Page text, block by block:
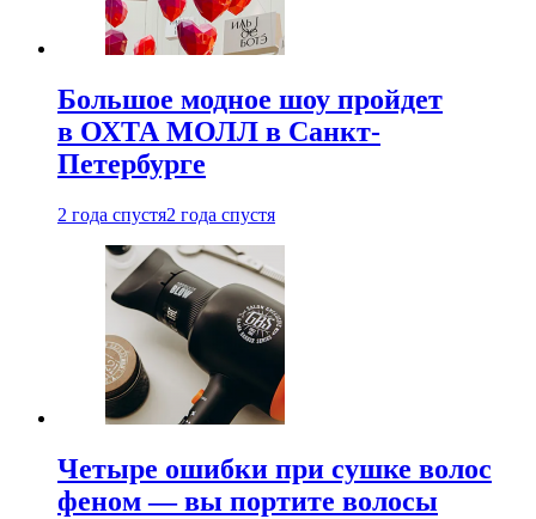
Большое модное шоу пройдет
в ОХТА МОЛЛ в Санкт-
Петербурге
2 года спустя2 года спустя
Четыре ошибки при сушке волос
феном — вы портите волосы